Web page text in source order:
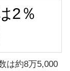
2％
は約8万5,000